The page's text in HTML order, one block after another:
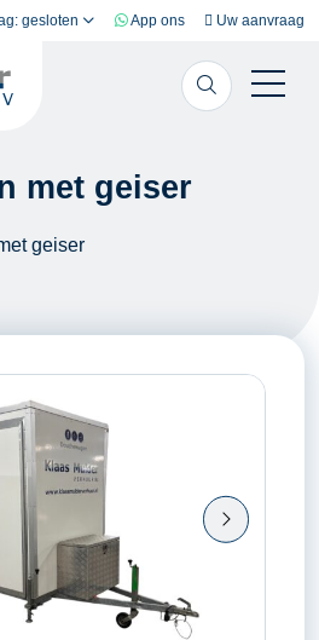
gesloten App ons Uw aanvraag
met geiser
geiser